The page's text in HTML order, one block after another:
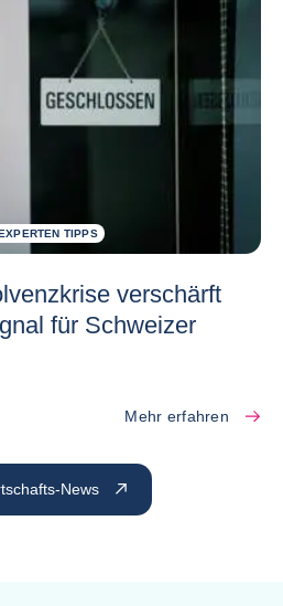
News
TIPPS
verschärft
für Schweizer
Mehr erfahren